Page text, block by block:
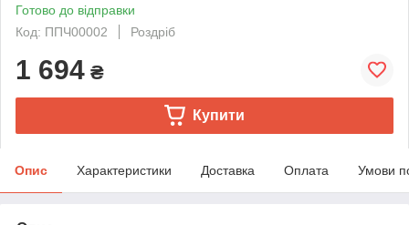
Готово до відправки
Код: ППЧ00002
Роздріб
1 694 ₴
Купити
Опис Характеристики Доставка Оплата Умови